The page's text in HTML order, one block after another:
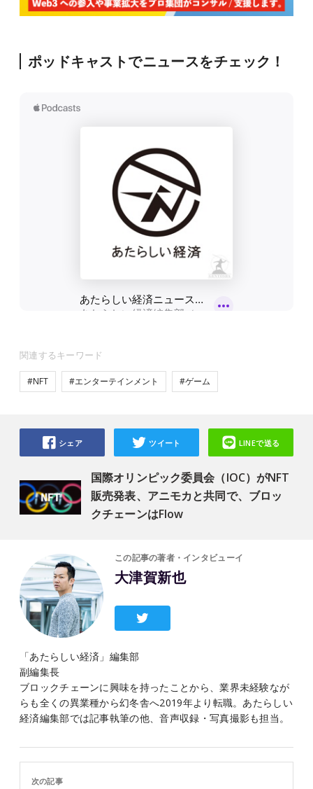
ポッドキャストでニュースをチェック！
関連するキーワード
#NFT #エンターテインメント #ゲーム
国際オリンピック委員会（IOC）がNFT
販売発表、アニモカと共同で、ブロッ
クチェーンはFlow
シェア ツイート LINEで送る
この記事の著者・インタビューイ
大津賀新也
「あたらしい経済」編集部
副編集長
ブロックチェーンに興味を持ったことから、業界未経験なが
らも全くの異業種から幻冬舎へ2019年より転職。あたらしい
経済編集部では記事執筆の他、音声収録・写真撮影も担当。
次の記事